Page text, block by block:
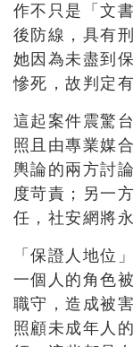
作不只是「文
後防線，具有
她因為未盡到
慘死，故判定有
這起案件震驚
照且由專業媒
輿論的兩方討
度苛責；另一
任，社安網將
「保證人地位
一個人的角色
職守，造成被
照顧未成年人